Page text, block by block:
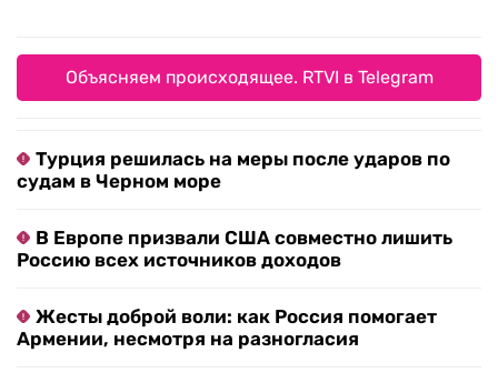
Объясняем происходящее. RTVI в Telegram
Турция решилась на меры после ударов по
судам в Черном море
В Европе призвали США совместно лишить
Россию всех источников доходов
Жесты доброй воли: как Россия помогает
Армении, несмотря на разногласия